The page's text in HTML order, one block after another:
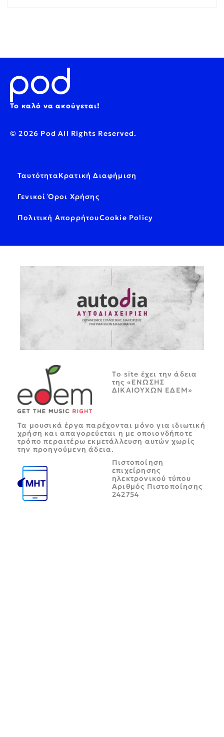
Το καλό να ακούγεται!
© 2026 Pod All Rights Reserved.
ΤαυτότηταΚρατική Διαφήμιση
Γενικοί Όροι Χρήσης
Πολιτική ΑπορρήτουCookie Policy
Tο site έχει την άδεια
της «ΕΝΩΣΗΣ
ΔΙΚΑΙΟΥΧΩΝ ΕΔΕΜ»
Τα μουσικά έργα παρέχονται μόνο για ιδιωτική
χρήση και απαγορεύεται η με οποιονδήποτε
τρόπο περαιτέρω εκμετάλλευση αυτών χωρίς
την προηγούμενη άδεια.
Πιστοποίηση
επιχείρησης
ηλεκτρονικού τύπου
Αριθμός Πιστοποίησης
242754